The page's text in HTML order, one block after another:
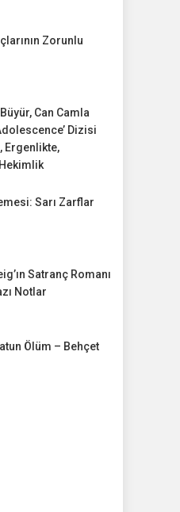
Zorunlu
Can Camla
Dizisi
Ergenlikte,
Sarı Zarflar
Satranç Romanı
Notlar
Ölüm – Behçet